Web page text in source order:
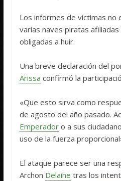
Los informes de víctimas no
varias naves piratas
obligadas a huir.
Una breve declaración del
Arissa confirmó la
«Que esto sirva como
de agosto del año pasado.
Emperador o a sus
uso de la fuerza
El ataque parece ser una
Archon Delaine tras los